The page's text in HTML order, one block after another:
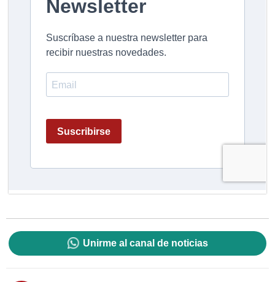
Unirme al canal de noticias